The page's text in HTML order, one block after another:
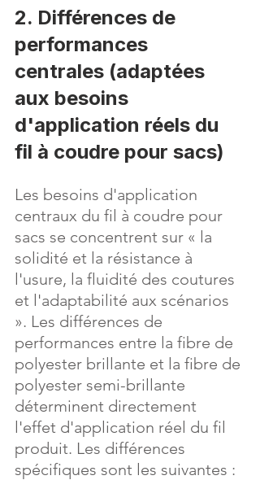
2. Différences de
performances
centrales (adaptées
aux besoins
d'application réels du
fil à coudre pour sacs)
Les besoins d'application
centraux du fil à coudre pour
sacs se concentrent sur « la
solidité et la résistance à
l'usure, la fluidité des coutures
et l'adaptabilité aux scénarios
». Les différences de
performances entre la fibre de
polyester brillante et la fibre de
polyester semi-brillante
déterminent directement
l'effet d'application réel du fil
produit. Les différences
spécifiques sont les suivantes :